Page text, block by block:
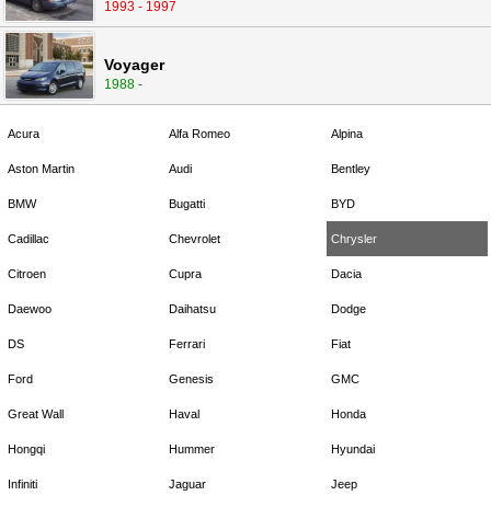
1993 - 1997
Voyager
1988 -
Acura Alfa Romeo Alpina
Aston Martin Audi Bentley
BMW Bugatti BYD
Cadillac Chevrolet Chrysler
Citroen Cupra Dacia
Daewoo Daihatsu Dodge
DS Ferrari Fiat
Ford Genesis GMC
Great Wall Haval Honda
Hongqi Hummer Hyundai
Infiniti Jaguar Jeep